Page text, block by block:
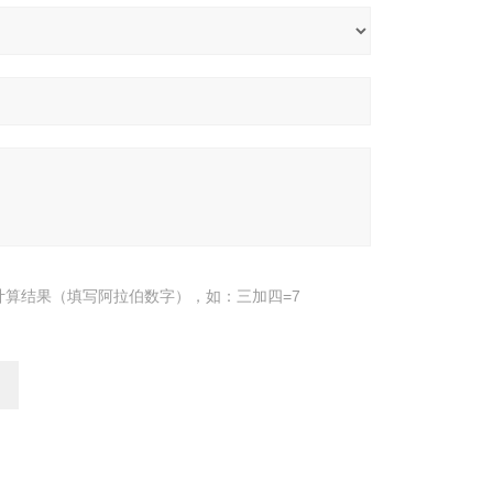
算结果（填写阿拉伯数字），如：三加四=7